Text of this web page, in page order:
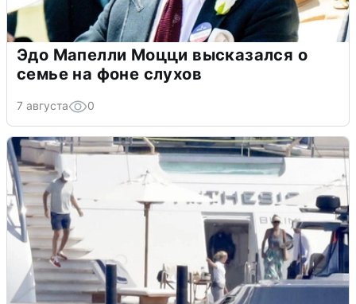
Эдо Мапелли Моцци высказался о
семье на фоне слухов
7 августа 0